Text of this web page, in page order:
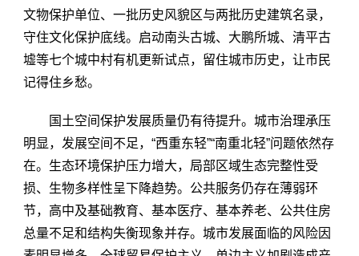
文物保护单位、一批历史风貌区与两批历史建筑名录，
守住文化保护底线。启动南头古城、大鹏所城、清平古
墟等七个城中村有机更新试点，留住城市历史，让市民
记得住乡愁。
国土空间保护发展质量仍有待提升。城市治理承压
明显，发展空间不足，“西重东轻”“南重北轻”问题依然存
在。生态环境保护压力增大，局部区域生态完整性受
损、生物多样性呈下降趋势。公共服务仍存在薄弱环
节，高中及基础教育、基本医疗、基本养老、公共住房
总量不足和结构失衡现象并存。城市发展面临的风险因